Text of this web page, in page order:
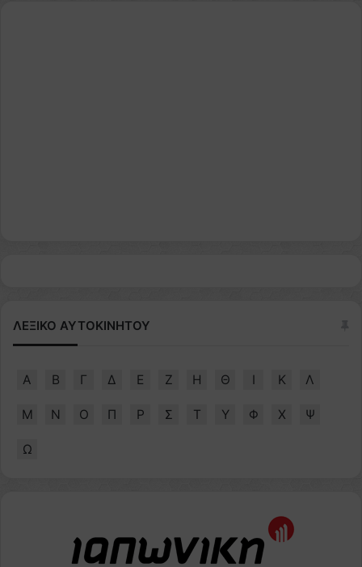
ΛΕΞΙΚΟ ΑΥΤΟΚΙΝΗΤΟΥ
Α Β Γ Δ Ε Ζ Η Θ Ι Κ Λ
Μ Ν Ο Π Ρ Σ Τ Υ Φ Χ Ψ
Ω